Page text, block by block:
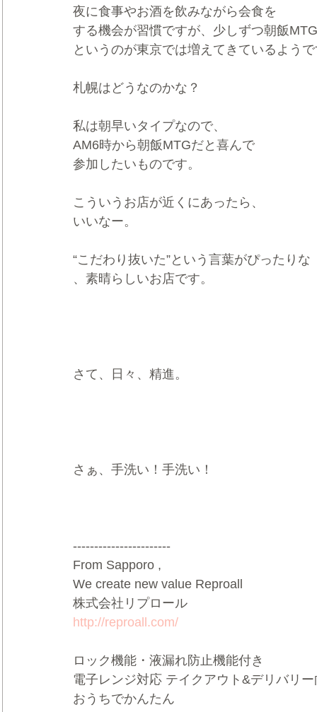
夜に食事やお酒を飲みながら会食を
する機会が習慣ですが、少しずつ朝飯MTG
というのが東京では増えてきているよう
札幌はどうなのかな？
私は朝早いタイプなので、
AM6時から朝飯MTGだと喜んで
参加したいものです。
こういうお店が近くにあったら、
いいなー。
“こだわり抜いた”という言葉がぴったりな
、素晴らしいお店です。
さて、日々、精進。
さぁ、手洗い！手洗い！
-----------------------
From Sapporo ,
We create new value Reproall
株式会社リプロール
http://reproall.com/
ロック機能・液漏れ防止機能付き
電子レンジ対応 テイクアウト&デリバリ
おうちでかんたん